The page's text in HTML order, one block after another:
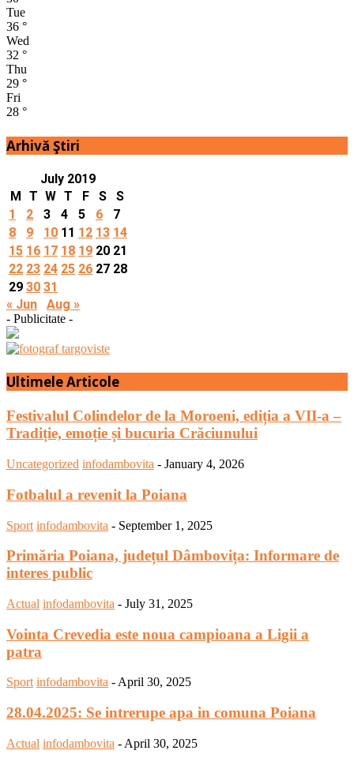
Tue
36 °
Wed
32 °
Thu
29 °
Fri
28 °
Arhivă Ştiri
July 2019
M T W T F S
S
1
2 3 4 5 6
7
8
9 10 11 12 13 14
15 16 17 18 19 20 21
22 23 24 25 26 27 28
29 30 31
« Jun
Aug »
- Publicitate -
Ultimele Articole
Festivalul Colindelor de la Moroeni, ediția a VII-a –
Tradiție, emoție și bucuria Crăciunului
Uncategorized infodambovita - January 4, 2026
Fotbalul a revenit la Poiana
Sport infodambovita - September 1, 2025
Primăria Poiana, județul Dâmbovița: Informare de
interes public
Actual infodambovita - July 31, 2025
Vointa Crevedia este noua campioana a Ligii a
patra
Sport infodambovita -April 30, 2025
28.04.2025: Se intrerupe apa in comuna Poiana
Actual infodambovita - April 30, 2025